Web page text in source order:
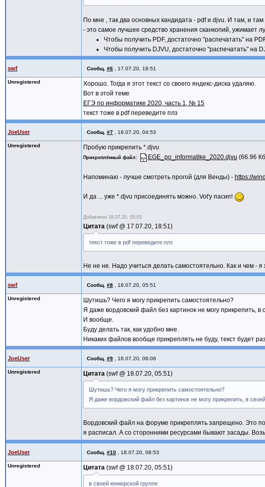
По мне , так два основных кандидата - pdf и djvu. И там, и
- это самое лучшее средство хранения сканкопий, ужимает
Чтобы получить PDF, достаточно "распечатать" на
Чтобы получить DJVU, достаточно "распечатать" на
swf Сообщ. #6 17.07.20, 18:51
Unregistered
Хорошо. Тогда я этот текст со своего яндекс-диска удаляю.
Вот в этой теме
ЕГЭ по информатике 2020, часть 1, № 15
текст тоже в pdf переведите плз
JoeUser Сообщ. #7 18.07.20, 04:53
Unregistered Пробую прикрепить *.djvu
Прикреплённый файл EGE_po_informatike_2020.djvu (66.96
Напоминаю - лучше смотреть прогой (для Венды) - https://
И да ... уже *.djvu присоединять можно. Vot'у пасип!
Добавлено 18.07.20, 05:03
Цитата swf @ 17.07.20, 18:51
текст тоже в pdf переведите плз
Не не не. Надо учиться делать самостоятельно. Как и чем -
swf Сообщ. #8 18.07.20, 05:51
Unregistered
Шутишь? Чего я могу прикрепить самостоятельно?
Я даже вордовский файл без картинок не могу прикрепить, в
И вообще.
Буду делать так, как удобно мне.
Никаких файлов вообще прикреплять не буду, текст будет
JoeUser Сообщ. #9 18.07.20, 06:06
Unregistered Цитата swf @ 18.07.20, 05:51
Шутишь? Чего я могу прикрепить самостоятельно?
Я даже вордовский файл без картинок не могу прикрепить, в
Вордовский файл на форуме прикреплять запрещено. Это
я расписал. А со сторонними ресурсами бывают засады.
JoeUser Сообщ. #10 18.07.20, 08:53
Unregistered Цитата swf @ 18.07.20, 05:51
в своей юниорской группе